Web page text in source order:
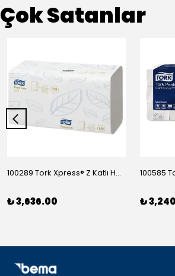
Çok Satanlar
100289 Tork Xpress® Z Katlı Havlu Premium 150*21
₺ 3,636.00 ₺